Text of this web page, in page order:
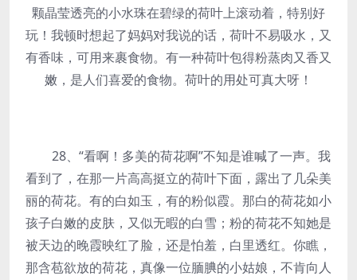
颗晶莹透亮的小水珠在碧绿的荷叶上滚动着，特别好
玩！我顿时想起了妈妈对我说的话，荷叶不易吸水，又
有香味，可用来裹食物。有一种荷叶包得粉蒸肉又香又
嫩，是人们喜爱的食物。荷叶的用处可真大呀！
28、“看啊！多美的荷花啊”不知是谁喊了一声。我
看到了，在那一片高高挺立的荷叶下面，露出了几朵美
丽的荷花。有的白如玉，有的粉似霞。那白的荷花如小
孩子白嫩的皮肤，又似无暇的白雪；粉的荷花不知她是
被天边的晚霞映红了脸，还是怕羞，白里透红。你瞧，
那含苞欲放的荷花，真像一位腼腆的小姑娘，不肯向人